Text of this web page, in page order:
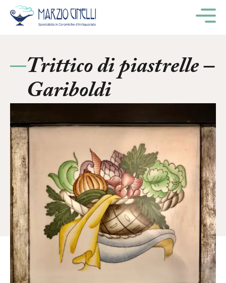
Trittico di piastrelle –
Gariboldi